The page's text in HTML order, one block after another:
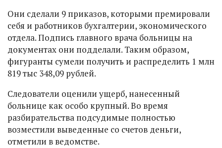
Они сделали 9 приказов, которыми премировали
себя и работников бухгалтерии, экономического
отдела. Подпись главного врача больницы на
документах они подделали. Таким образом,
фигуранты сумели получить и распределить 1 млн
819 тыс 348,09 рублей.
Следователи оценили ущерб, нанесенный
больнице как особо крупный. Во время
разбирательства подсудимые полностью
возместили выведенные со счетов деньги,
отметили в ведомстве.